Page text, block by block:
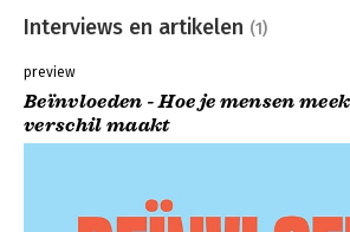
Interviews en artikelen (1)
preview
Beïnvloeden - Hoe je mensen
verschil maakt